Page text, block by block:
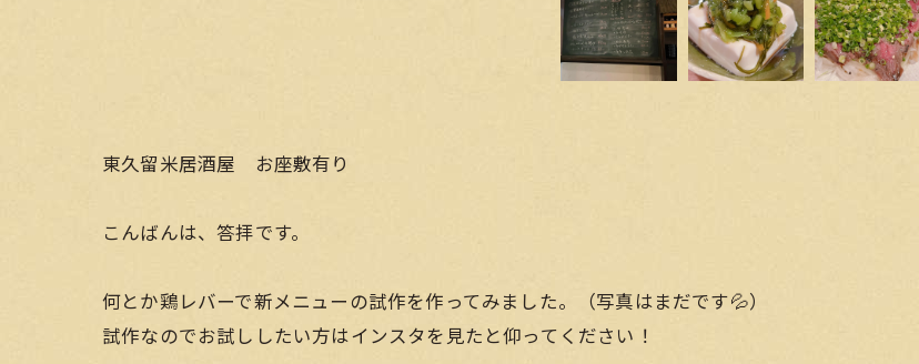
東久留米居酒屋 お座敷有り
こんばんは、答拝です。
何とか鶏レバーで新メニューの試作を作ってみました。（写真はまだです💦）
試作なのでお試ししたい方はインスタを見たと仰ってください！